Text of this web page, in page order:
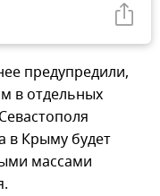
предупредили,
в отдельных
в Крыму будет
массами